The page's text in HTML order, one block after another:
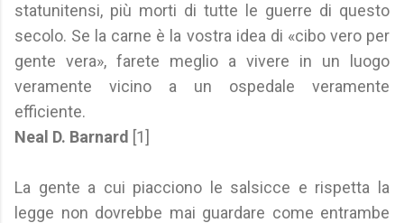
statunitensi, più morti di tutte le guerre di questo
secolo. Se la carne è la vostra idea di «cibo vero per
gente vera», farete meglio a vivere in un luogo
veramente vicino a un ospedale veramente
efficiente.
Neal D. Barnard [1]
La gente a cui piacciono le salsicce e rispetta la
legge non dovrebbe mai guardare come entrambe